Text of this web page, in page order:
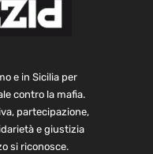
e in Sicilia per
contro la mafia.
partecipazione,
e giustizia
si riconosce.